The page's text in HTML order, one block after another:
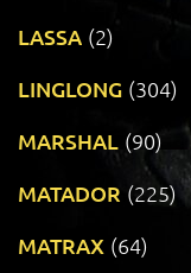
LASSA (2)
LINGLONG (304)
MARSHAL (90)
MATADOR (225)
MATRAX (64)